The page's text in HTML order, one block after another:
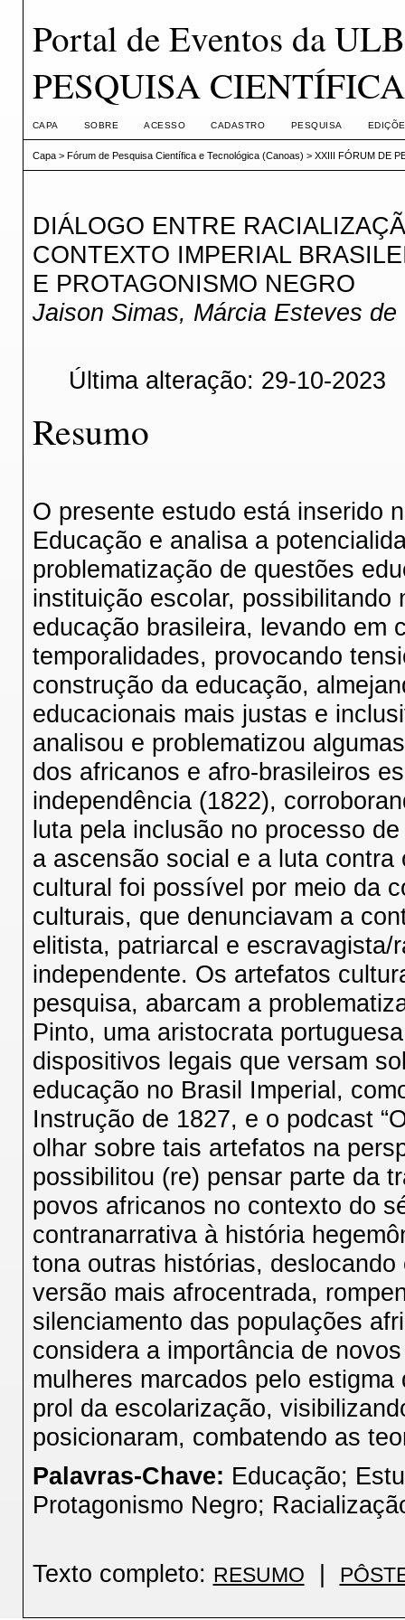
Portal de Eventos da
PESQUISA
CAPA SOBRE ACESSO CADASTRO PESQUISA
Capa> Fórum de Pesquisa Científica e Tecnológica (Canoas) > XXIII FÓRUM DE
DIÁLOGO ENTRE
CONTEXTO IMPERIAL
E PROTAGONISMO NEGRO
Jaison Simas, Márcia Esteves de
Última alteração: 29-10-2023
Resumo
O presente estudo está inserido
Educação e analisa a
problematização de questões
instituição escolar,
educação brasileira, levando em
temporalidades, provocando
construção da educação,
educacionais mais justas e
analisou e problematizou
dos africanos e afro-brasileiros
independência (1822),
luta pela inclusão no processo
a ascensão social e a luta
cultural foi possível por meio da
culturais, que denunciavam a
elitista, patriarcal e
independente. Os artefatos
pesquisa, abarcam a
Pinto, uma aristocrata
dispositivos legais que versam
educação no Brasil Imperial,
Instrução de 1827, e o podcast
olhar sobre tais artefatos na
possibilitou (re) pensar parte da
povos africanos no contexto do
contranarrativa à história
tona outras histórias,
versão mais afrocentrada,
silenciamento das populações
considera a importância de
mulheres marcados pelo
prol da escolarização,
posicionaram, combatendo as
Palavras-Chave: Educação;
Protagonismo Negro;
Texto completo: RESUMO |